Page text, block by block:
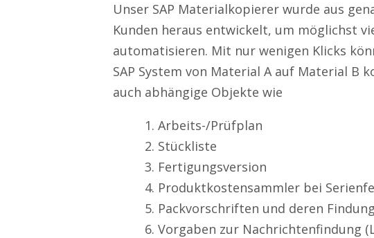
Unser SAP Materialkopierer wurde aus
Kunden heraus entwickelt, um möglichst
automatisieren. Mit nur wenigen Klicks
SAP System von Material A auf Material B
auch abhängige Objekte wie
Arbeits-/Prüfplan
Stückliste
Fertigungsversion
Produktkostensammler bei
Packvorschriften und deren
Vorgaben zur Nachrichtenfindung